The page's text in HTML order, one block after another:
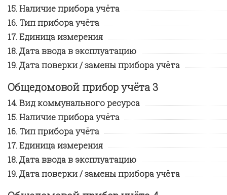
Наличие прибора учёта
Тип прибора учёта
Единица измерения
Дата ввода в эксплуатацию
Дата поверки / замены прибора учёта
Общедомовой прибор учёта 3
Вид коммунального ресурса
Наличие прибора учёта
Тип прибора учёта
Единица измерения
Дата ввода в эксплуатацию
Дата поверки / замены прибора учёта